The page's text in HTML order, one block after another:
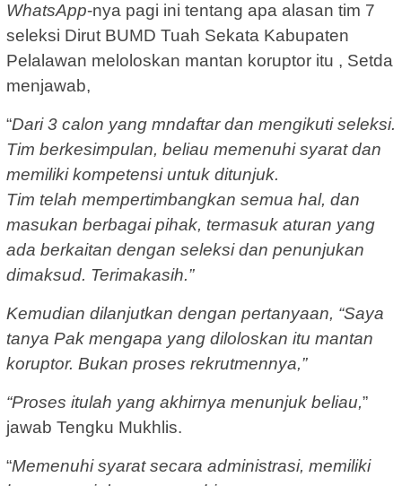
WhatsApp-nya pagi ini tentang apa alasan tim 7
seleksi Dirut BUMD Tuah Sekata Kabupaten
Pelalawan meloloskan mantan koruptor itu , Setda
menjawab,
“Dari 3 calon yang mndaftar dan mengikuti seleksi.
Tim berkesimpulan, beliau memenuhi syarat dan
memiliki kompetensi untuk ditunjuk.
Tim telah mempertimbangkan semua hal, dan
masukan berbagai pihak, termasuk aturan yang
ada berkaitan dengan seleksi dan penunjukan
dimaksud. Terimakasih.”
Kemudian dilanjutkan dengan pertanyaan, “Saya
tanya Pak mengapa yang diloloskan itu mantan
koruptor. Bukan proses rekrutmennya,”
“Proses itulah yang akhirnya menunjuk beliau,”
jawab Tengku Mukhlis.
“Memenuhi syarat secara administrasi, memiliki